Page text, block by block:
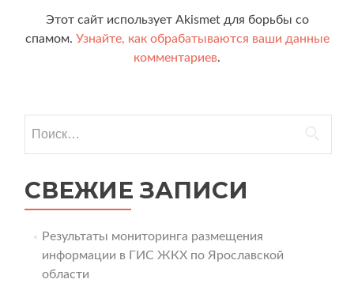
Этот сайт использует Akismet для борьбы со
спамом. Узнайте, как обрабатываются ваши данные
комментариев.
СВЕЖИЕ ЗАПИСИ
Результаты мониторинга размещения
информации в ГИС ЖКХ по Ярославской
области